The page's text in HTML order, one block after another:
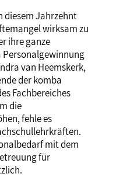
diesem Jahrzehnt
wirksam zu
ihre ganze
Personalgewinnung
van Heemskerk,
der komba
Fachbereiches
die
fehle es
mit dem
für